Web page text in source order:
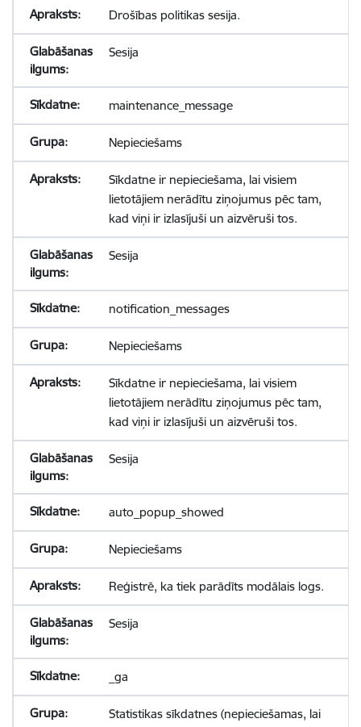
Drošības politikas sesija.
Sesija
maintenance_message
Nepieciešams
Sīkdatne ir nepieciešama, lai visiem
lietotājiem nerādītu ziņojumus pēc tam,
kad viņi ir izlasījuši un aizvēruši tos.
Sesija
notification_messages
Nepieciešams
Sīkdatne ir nepieciešama, lai visiem
lietotājiem nerādītu ziņojumus pēc tam,
kad viņi ir izlasījuši un aizvēruši tos.
Sesija
auto_popup_showed
Nepieciešams
Reģistrē, ka tiek parādīts modālais logs.
Sesija
_ga
Statistikas sīkdatnes (nepieciešamas, lai